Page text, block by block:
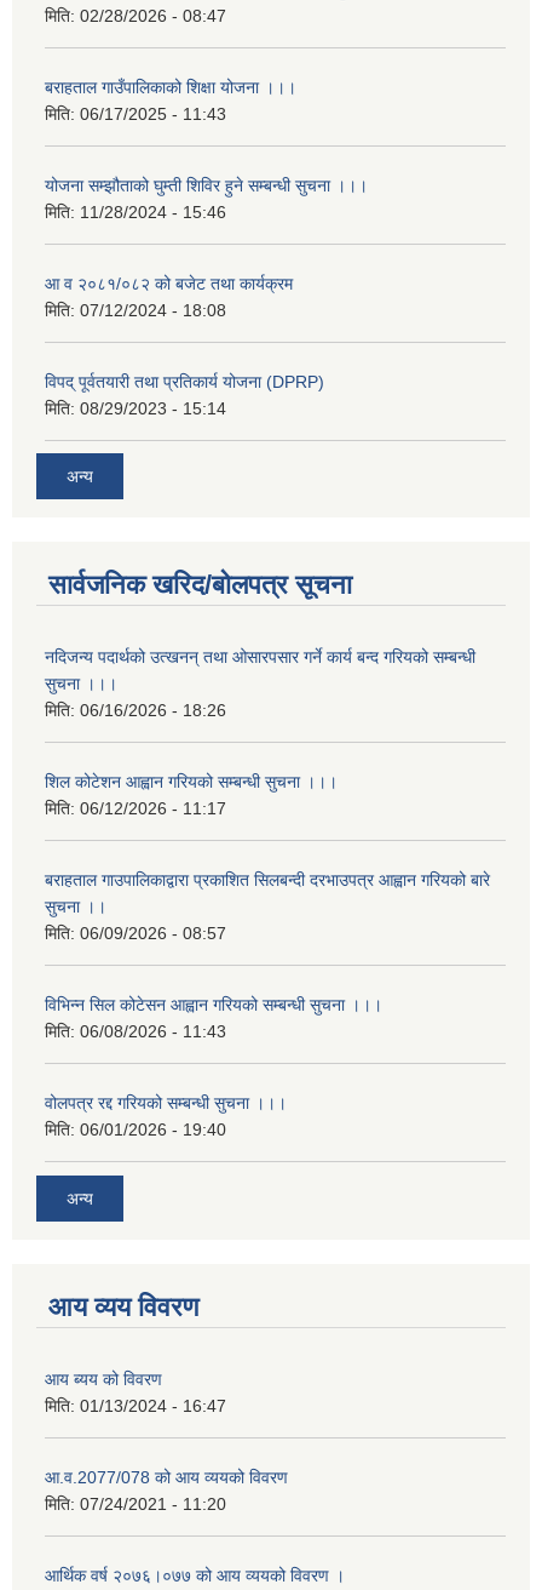
मिति: 02/28/2026 - 08:47
बराहताल गाउँपालिकाको शिक्षा योजना ।।।
मिति: 06/17/2025 - 11:43
योजना सम्झौताको घुम्ती शिविर हुने सम्बन्धी सुचना ।।।
मिति: 11/28/2024 - 15:46
आ व २०८१/०८२ को बजेट तथा कार्यक्रम
मिति: 07/12/2024 - 18:08
विपद् पूर्वतयारी तथा प्रतिकार्य योजना (DPRP)
मिति: 08/29/2023 - 15:14
अन्य
सार्वजनिक खरिद/बोलपत्र सूचना
नदिजन्य पदार्थको उत्खनन् तथा ओसारपसार गर्ने कार्य बन्द गरियको सम्बन्धी
सुचना ।।।
मिति: 06/16/2026 - 18:26
शिल कोटेशन आह्वान गरियको सम्बन्धी सुचना ।।।
मिति: 06/12/2026 - 11:17
बराहताल गाउपालिकाद्वारा प्रकाशित सिलबन्दी दरभाउपत्र आह्वान गरियको बारे
सुचना ।।
मिति: 06/09/2026 - 08:57
विभिन्न सिल कोटेसन आह्वान गरियको सम्बन्धी सुचना ।।।
मिति: 06/08/2026 - 11:43
वोलपत्र रद्द गरियको सम्बन्धी सुचना ।।।
मिति: 06/01/2026 - 19:40
अन्य
आय व्यय विवरण
आय ब्यय को विवरण
मिति: 01/13/2024 - 16:47
आ.व.2077/078 को आय व्ययको विवरण
मिति: 07/24/2021 - 11:20
आर्थिक वर्ष २०७६।०७७ को आय व्ययको विवरण ।